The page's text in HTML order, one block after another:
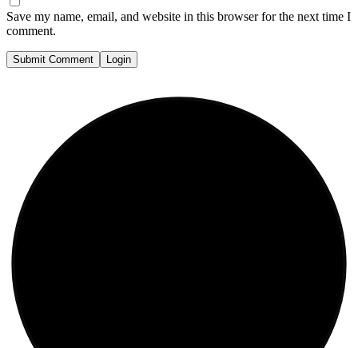
Save my name, email, and website in this browser for the next time I
comment.
Submit Comment Login